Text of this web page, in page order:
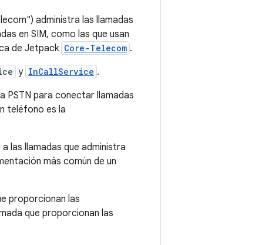
administra las llamadas
en SIM, como las que usan
de Jetpack Core-Telecom .
y InCallService .
PSTN para conectar llamadas
teléfono es la
las llamadas que administra
más común de un
proporcionan las
que proporcionan las